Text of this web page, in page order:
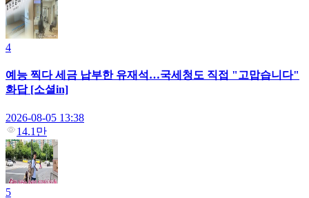
4
예능 찍다 세금 납부한 유재석…국세청도 직접 "고맙습니다"
화답 [소셜in]
2026-08-05 13:38
14.1만
5